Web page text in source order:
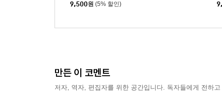
9,500원 (5% 할인)
만든 이 코멘트
저자, 역자, 편집자를 위한 공간입니다. 독자들에게 전하